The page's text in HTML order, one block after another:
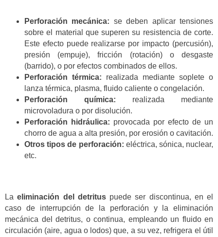
Perforación mecánica: se deben aplicar tensiones
sobre el material que superen su resistencia de corte.
Este efecto puede realizarse por impacto (percusión),
presión (empuje), fricción (rotación) o desgaste
(barrido), o por efectos combinados de ellos.
Perforación térmica: realizada mediante soplete o
lanza térmica, plasma, fluido caliente o congelación.
Perforación química: realizada mediante
microvoladura o por disolución.
Perforación hidráulica: provocada por efecto de un
chorro de agua a alta presión, por erosión o cavitación.
Otros tipos de perforación: eléctrica, sónica, nuclear,
etc.
Laeliminación del detrituspuede ser discontinua, en el
caso de interrupción de la perforación y la eliminación
mecánica del detritus, o continua, empleando un fluido en
circulación (aire, agua o lodos) que, a su vez, refrigera el útil